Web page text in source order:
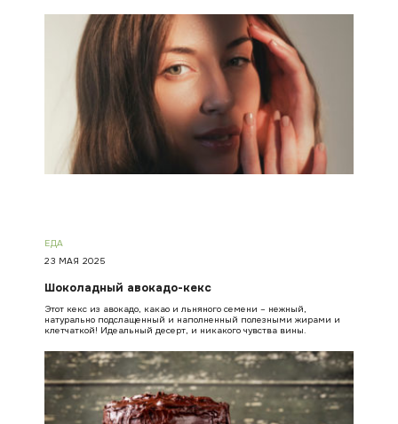
ЕДА
23 МАЯ 2025
Шоколадный авокадо-кекс
Этот кекс из авокадо, какао и льняного семени – нежный,
натурально подслащенный и наполненный полезными жирами и
клетчаткой! Идеальный десерт, и никакого чувства вины.